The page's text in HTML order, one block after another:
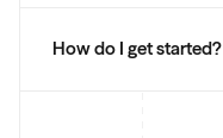
How do I get started?